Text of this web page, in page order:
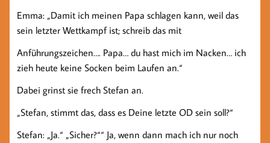
Emma: „Damit ich meinen Papa schlagen kann, weil das
sein letzter Wettkampf ist; schreib das mit
Anführungszeichen…. Papa… du hast mich im Nacken… ich
zieh heute keine Socken beim Laufen an.“
Dabei grinst sie frech Stefan an.
„Stefan, stimmt das, dass es Deine letzte OD sein soll?“
Stefan: „Ja.“ „Sicher?““ Ja, wenn dann mach ich nur noch